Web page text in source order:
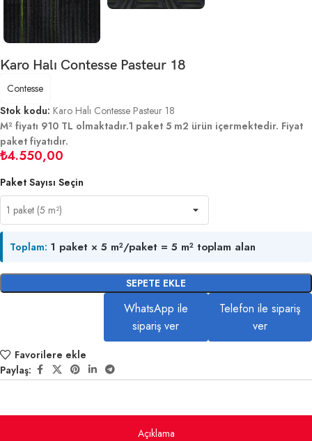
Karo Halı Contesse Pasteur 18
Contesse
Stok kodu: Karo Halı Contesse Pasteur 18
M² fiyatı 910 TL olmaktadır.1 paket 5 m2 ürün içermektedir. Fiyat
paket fiyatıdır.
₺4.550,00
Paket Sayısı Seçin
Toplam: 1 paket × 5 m²/paket = 5 m² toplam alan
SEPETE EKLE
WhatsApp ile
sipariş ver
Telefon ile sipariş
ver
Favorilere ekle
Paylaş:
Açıklama